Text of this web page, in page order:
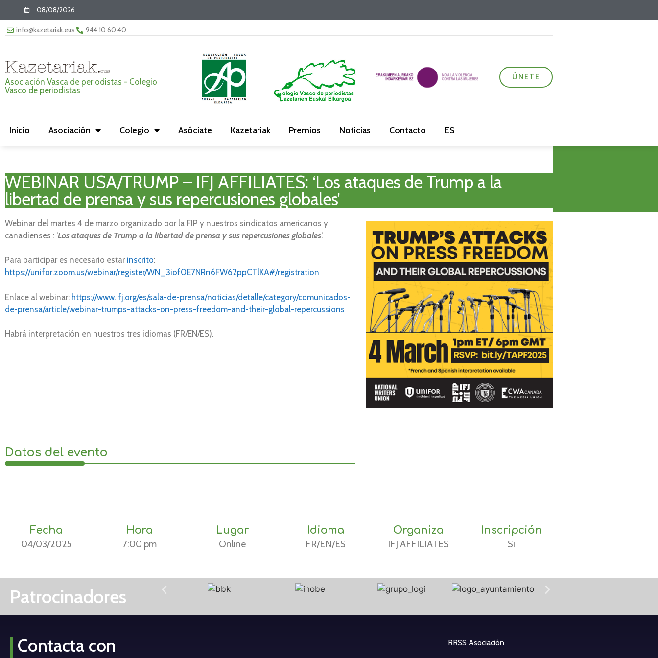
08/08/2026
info@kazetariak.eus 944 10 60 40
Asociación Vasca de periodistas - Colegio
Vasco de periodistas
ÚNETE
Inicio Asociación Colegio Asóciate Kazetariak Premios Noticias Contacto ES
WEBINAR USA/TRUMP – IFJ AFFILIATES: ‘Los ataques de Trump a la
libertad de prensa y sus repercusiones globales’
Webinar del martes 4 de marzo organizado por la FIP y nuestros sindicatos americanos y
canadienses : ‘Los ataques de Trump a la libertad de prensa y sus repercusiones globales‘.
Para participar es necesario estar inscrito:
https://unifor.zoom.us/webinar/register/WN_3iof0E7NRn6FW62ppCTlKA#/registration
Enlace al webinar: https://www.ifj.org/es/sala-de-prensa/noticias/detalle/category/comunicados-
de-prensa/article/webinar-trumps-attacks-on-press-freedom-and-their-global-repercussions
Habrá interpretación en nuestros tres idiomas (FR/EN/ES).
Datos del evento
Fecha
04/03/2025
Hora
7:00 pm
Lugar
Online
Idioma
FR/EN/ES
Organiza
IFJ AFFILIATES
Inscripción
Si
Patrocinadores
Contacta con
RRSS Asociación